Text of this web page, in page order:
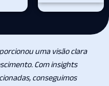
uma visão clara
Com insights
conseguimos